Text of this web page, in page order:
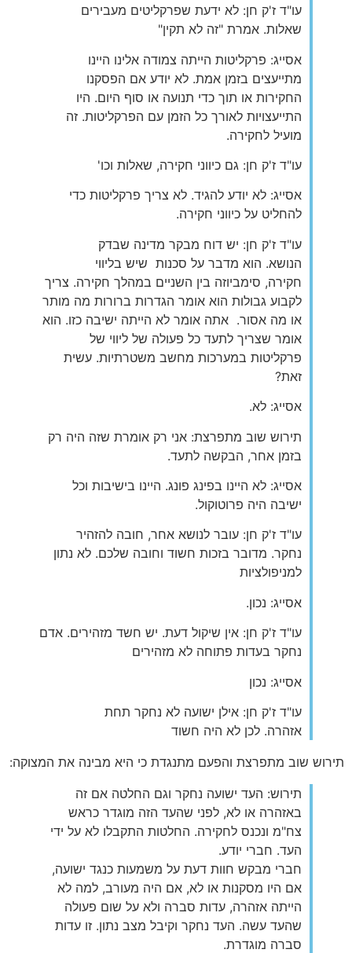
עו"ד ז'ק חן: לא ידעת שפרקליטים מעבירים
שאלות. אמרת "זה לא תקין"
אסייג: פרקליטות הייתה צמודה אלינו היינו
מתייעצים בזמן אמת. לא יודע אם הפסקנו
החקירות או תוך כדי תנועה או סוף היום. היו
התייעצויות לאורך כל הזמן עם הפרקליטות. זה
מועיל לחקירה.
עו"ד ז'ק חן: גם כיווני חקירה, שאלות וכו'
אסייג: לא יודע להגיד. לא צריך פרקליטות כדי
להחליט על כיווני חקירה.
עו"ד ז'ק חן: יש דוח מבקר מדינה שבדק
הנושא. הוא מדבר על סכנות שיש בליווי
חקירה, סימביוזה בין השניים במהלך חקירה. צריך
לקבוע גבולות הוא אומר הגדרות ברורות מה מותר
או מה אסור. אתה אומר לא הייתה ישיבה כזו. הוא
אומר שצריך לתעד כל פעולה של ליווי של
פרקליטות במערכות מחשב משטרתיות. עשית
זאת?
אסייג: לא.
תירוש שוב מתפרצת: אני רק אומרת שזה היה רק
בזמן אחר, הבקשה לתעד.
אסייג: לא היינו בפינג פונג. היינו בישיבות וכל
ישיבה היה פרוטוקול.
עו"ד ז'ק חן: עובר לנושא אחר, חובה להזהיר
נחקר. מדובר בזכות חשוד וחובה שלכם. לא נתון
למניפולציות
אסייג: נכון.
עו"ד ז'ק חן: אין שיקול דעת. יש חשד מזהירים. אדם
נחקר בעדות פתוחה לא מזהירים
אסייג: נכון
עו"ד ז'ק חן: אילן ישועה לא נחקר תחת
אזהרה. לכן לא היה חשוד
תירוש שוב מתפרצת והפעם מתנגדת כי היא מבינה את המצוקה:
תירוש: העד ישועה נחקר וגם החלטה אם זה
באזהרה או לא, לפני שהעד הזה מוגדר כראש
צח"מ ונכנס לחקירה. החלטות התקבלו לא על ידי
העד. חברי יודע.
חברי מבקש חוות דעת על משמעות כנגד ישועה,
אם היו מסקנות או לא, אם היה מעורב, למה לא
הייתה אזהרה, עדות סברה ולא על שום פעולה
שהעד עשה. העד נחקר וקיבל מצב נתון. זו עדות
סברה מוגדרת.